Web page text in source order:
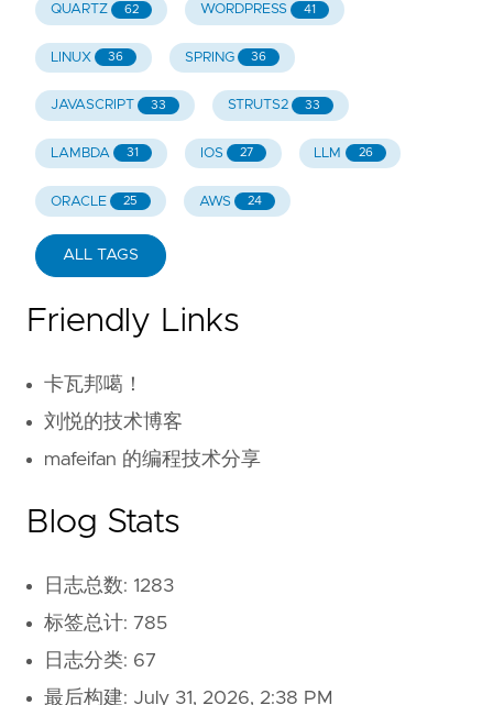
QUARTZ 62 WORDPRESS 41
LINUX 36 SPRING 36
JAVASCRIPT 33 STRUTS2 33
LAMBDA 31 IOS 27 LLM 26
ORACLE 25 AWS 24
ALL TAGS
Friendly Links
卡瓦邦噶！
刘悦的技术博客
mafeifan 的编程技术分享
Blog Stats
日志总数: 1283
标签总计: 785
日志分类: 67
最后构建: July 31, 2026, 2:38 PM